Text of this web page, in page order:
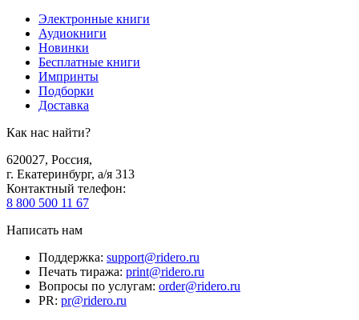
Электронные книги
Аудиокниги
Новинки
Бесплатные книги
Импринты
Подборки
Доставка
Как нас найти?
620027, Россия,
г. Екатеринбург, а/я 313
Контактный телефон:
8 800 500 11 67
Написать нам
Поддержка: support@ridero.ru
Печать тиража: print@ridero.ru
Вопросы по услугам: order@ridero.ru
PR: pr@ridero.ru